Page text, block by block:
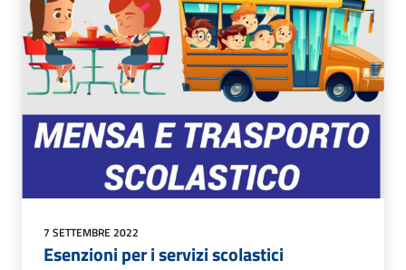
7 SETTEMBRE 2022
Esenzioni per i servizi scolastici